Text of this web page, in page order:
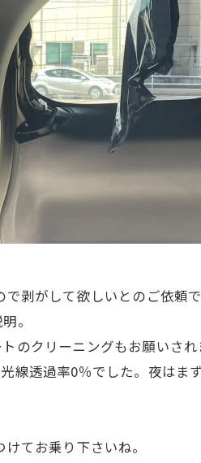
剥がして欲しいとのご依頼で
。
のクリーニングもお願いされ
線透過率0％でした。夜はま
てお乗り下さいね。